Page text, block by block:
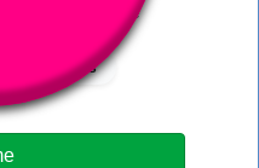
visité cette page
#ross